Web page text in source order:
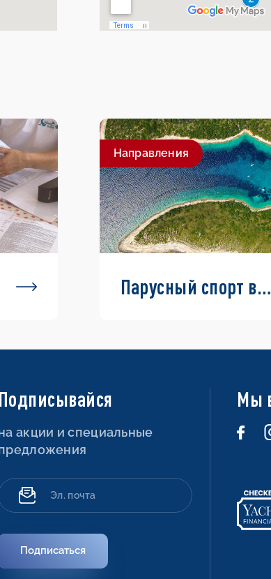
Направления
Парусный спорт в
Подписывайся
акции и специальные
Подписаться
Мы